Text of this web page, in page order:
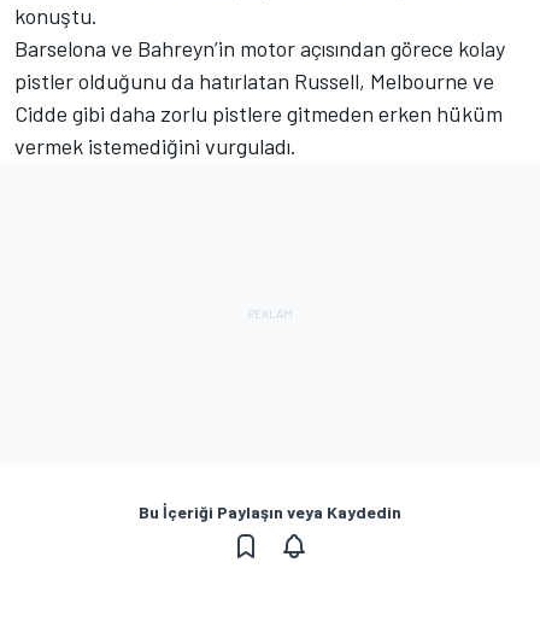
konuştu.
Barselona ve Bahreyn’in motor açısından görece kolay
pistler olduğunu da hatırlatan Russell, Melbourne ve
Cidde gibi daha zorlu pistlere gitmeden erken hüküm
vermek istemediğini vurguladı.
Bu İçeriği Paylaşın veya Kaydedin